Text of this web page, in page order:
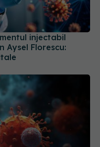
Aysel Florescu: